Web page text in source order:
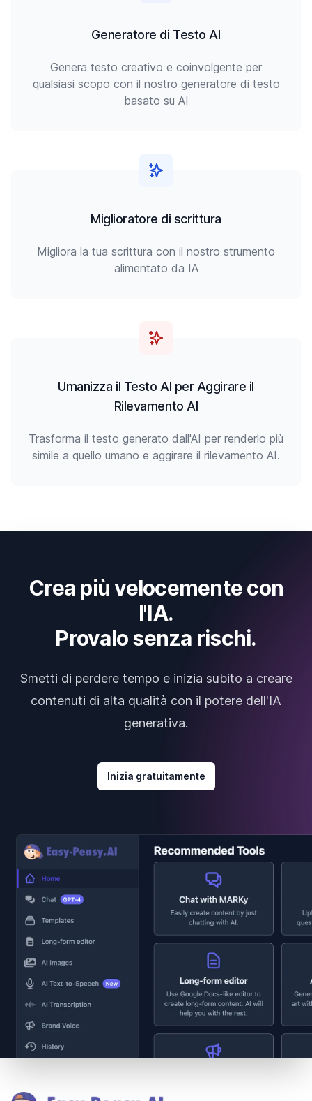
Generatore di Testo AI
Genera testo creativo e coinvolgente per
qualsiasi scopo con il nostro generatore di testo
basato su AI
Miglioratore di scrittura
Migliora la tua scrittura con il nostro strumento
alimentato da IA
Umanizza il Testo AI per Aggirare il
Rilevamento AI
Trasforma il testo generato dall'AI per renderlo più
simile a quello umano e aggirare il rilevamento AI.
Crea più velocemente con
l'IA.
Provalo senza rischi.
Smetti di perdere tempo e inizia subito a creare
contenuti di alta qualità con il potere dell'IA
generativa.
Inizia gratuitamente